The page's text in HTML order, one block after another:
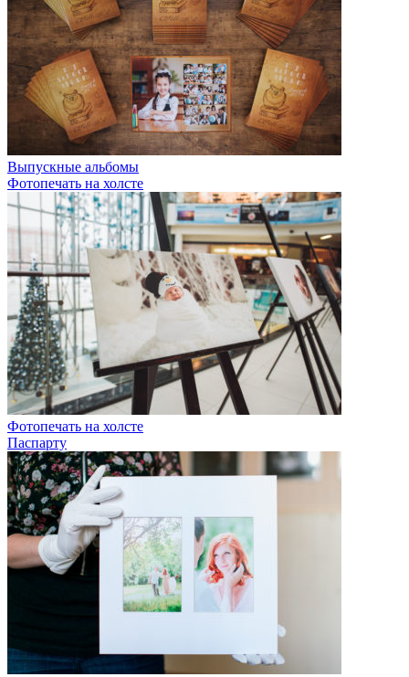
Выпускные альбомы
Фотопечать на холсте
Фотопечать на холсте
Паспарту